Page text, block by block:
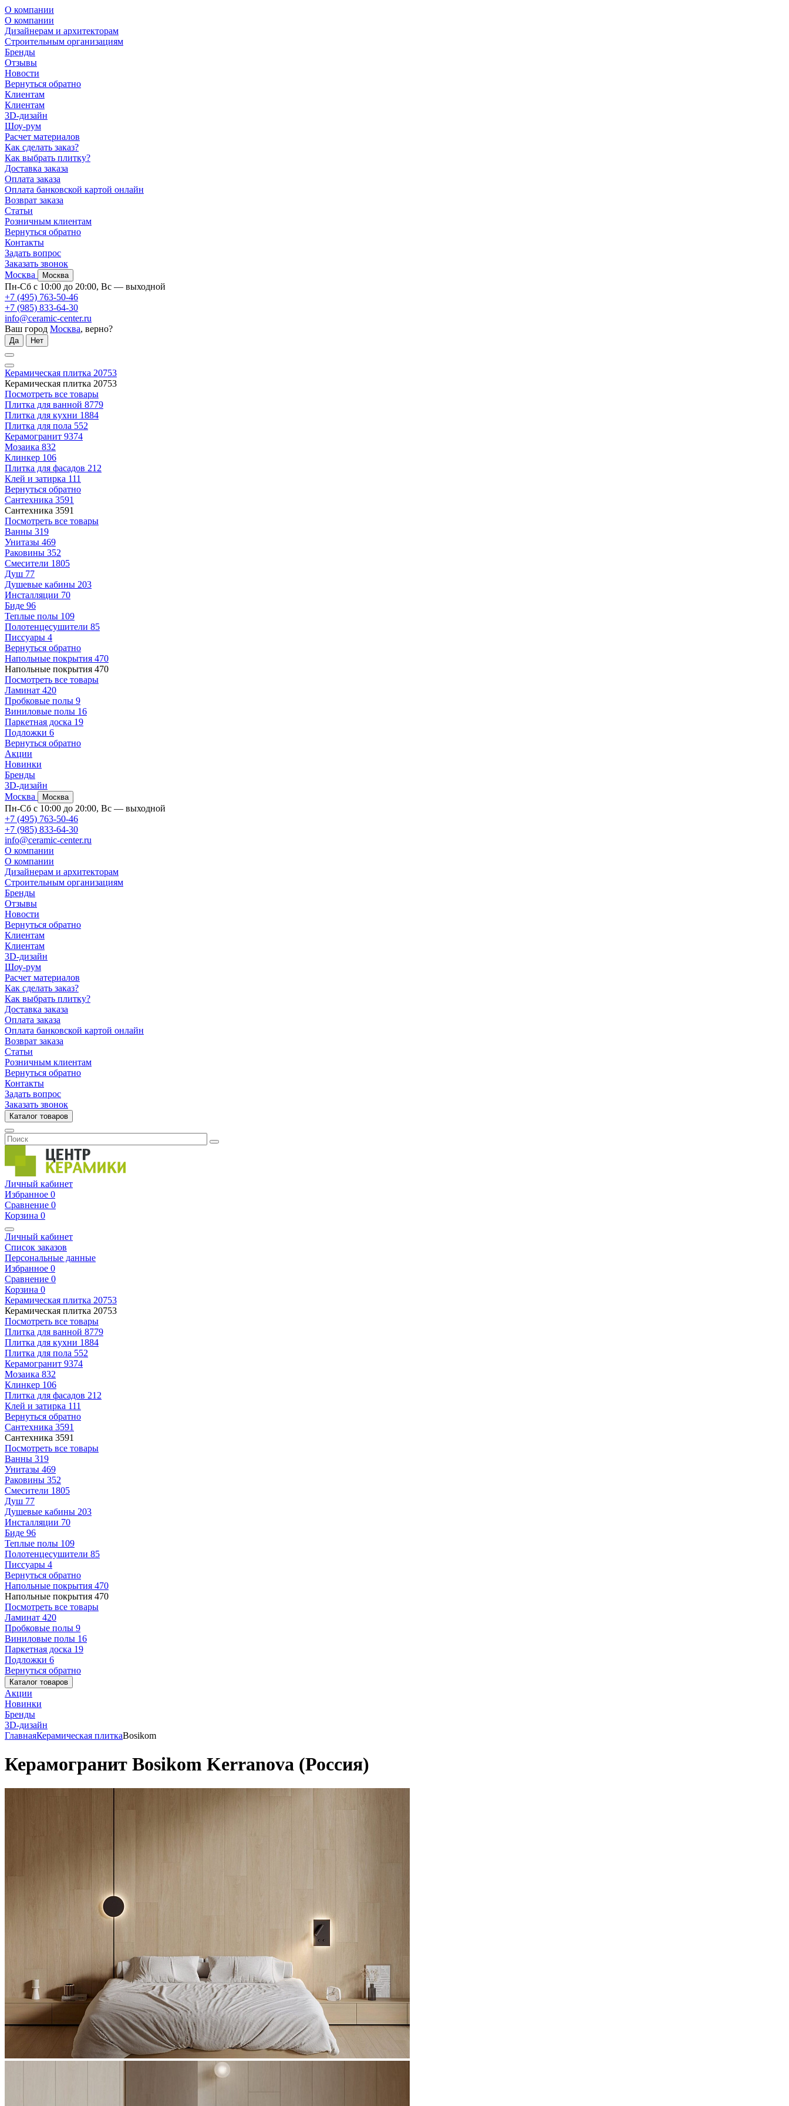
О компании
О компании
Дизайнерам и архитекторам
Строительным организациям
Бренды
Отзывы
Новости
Вернуться обратно
Клиентам
Клиентам
3D-дизайн
Шоу-рум
Расчет материалов
Как сделать заказ?
Как выбрать плитку?
Доставка заказа
Оплата заказа
Оплата банковской картой онлайн
Возврат заказа
Статьи
Розничным клиентам
Вернуться обратно
Контакты
Задать вопрос
Заказать звонок
Москва
Москва
Пн-Сб с 10:00 до 20:00, Вс — выходной
+7 (495) 763-50-46
+7 (985) 833-64-30
info@ceramic-center.ru
Ваш город Москва, верно?
Да Нет
Керамическая плитка 20753
Керамическая плитка 20753
Посмотреть все товары
Плитка для ванной 8779
Плитка для кухни 1884
Плитка для пола 552
Керамогранит 9374
Мозаика 832
Клинкер 106
Плитка для фасадов 212
Клей и затирка 111
Вернуться обратно
Сантехника 3591
Сантехника 3591
Посмотреть все товары
Ванны 319
Унитазы 469
Раковины 352
Смесители 1805
Душ 77
Душевые кабины 203
Инсталляции 70
Биде 96
Теплые полы 109
Полотенцесушители 85
Писсуары 4
Вернуться обратно
Напольные покрытия 470
Напольные покрытия 470
Посмотреть все товары
Ламинат 420
Пробковые полы 9
Виниловые полы 16
Паркетная доска 19
Подложки 6
Вернуться обратно
Акции
Новинки
Бренды
3D-дизайн
Москва
Москва
Пн-Сб с 10:00 до 20:00, Вс — выходной
+7 (495) 763-50-46
+7 (985) 833-64-30
info@ceramic-center.ru
О компании
О компании
Дизайнерам и архитекторам
Строительным организациям
Бренды
Отзывы
Новости
Вернуться обратно
Клиентам
Клиентам
3D-дизайн
Шоу-рум
Расчет материалов
Как сделать заказ?
Как выбрать плитку?
Доставка заказа
Оплата заказа
Оплата банковской картой онлайн
Возврат заказа
Статьи
Розничным клиентам
Вернуться обратно
Контакты
Задать вопрос
Заказать звонок
Каталог товаров
Личный кабинет
Избранное 0
Сравнение 0
Корзина 0
Личный кабинет
Список заказов
Персональные данные
Избранное 0
Сравнение 0
Корзина 0
Керамическая плитка 20753
Керамическая плитка 20753
Посмотреть все товары
Плитка для ванной 8779
Плитка для кухни 1884
Плитка для пола 552
Керамогранит 9374
Мозаика 832
Клинкер 106
Плитка для фасадов 212
Клей и затирка 111
Вернуться обратно
Сантехника 3591
Сантехника 3591
Посмотреть все товары
Ванны 319
Унитазы 469
Раковины 352
Смесители 1805
Душ 77
Душевые кабины 203
Инсталляции 70
Биде 96
Теплые полы 109
Полотенцесушители 85
Писсуары 4
Вернуться обратно
Напольные покрытия 470
Напольные покрытия 470
Посмотреть все товары
Ламинат 420
Пробковые полы 9
Виниловые полы 16
Паркетная доска 19
Подложки 6
Вернуться обратно
Каталог товаров
Акции
Новинки
Бренды
3D-дизайн
ГлавнаяКерамическая плиткаBosikom
Керамогранит Bosikom Kerranova (Россия)